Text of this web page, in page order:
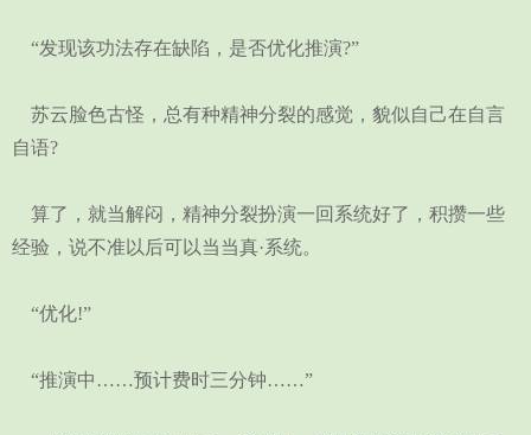
“发现该功法存在缺陷，是否优化推演?”
苏云脸色古怪，总有种精神分裂的感觉，貌似自己在自言
自语?
算了，就当解闷，精神分裂扮演一回系统好了，积攒一些
经验，说不准以后可以当当真·系统。
“优化!”
“推演中……预计费时三分钟……”